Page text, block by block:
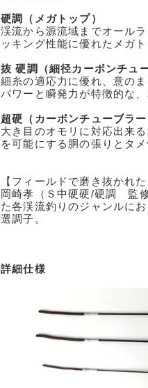
硬調（メガトップ）
渓流から源流域までオール
ッキング性能に優れたメガ
抜 硬調（細径カーボンチュ
細糸の適応力に優れ、意の
パワーと瞬発力が特徴的な、
超硬（カーボンチューブラー
大き目のオモリに対応出来
を可能にする胴の張りとタ
【フィールドで磨き抜かれた
岡崎孝（Ｓ中硬硬/硬調 監
た各渓流釣りのジャンルに
選調子。
詳細仕様